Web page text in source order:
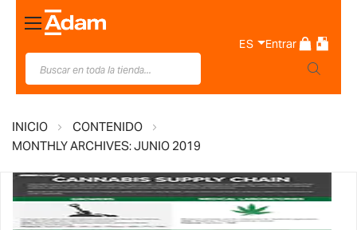
Toggle
Nav
ES Entrar
INICIO
CONTENIDO
MONTHLY ARCHIVES: JUNIO 2019